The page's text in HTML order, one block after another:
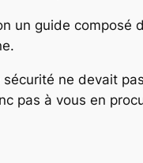
un guide composé
ne devait
pas à vous en